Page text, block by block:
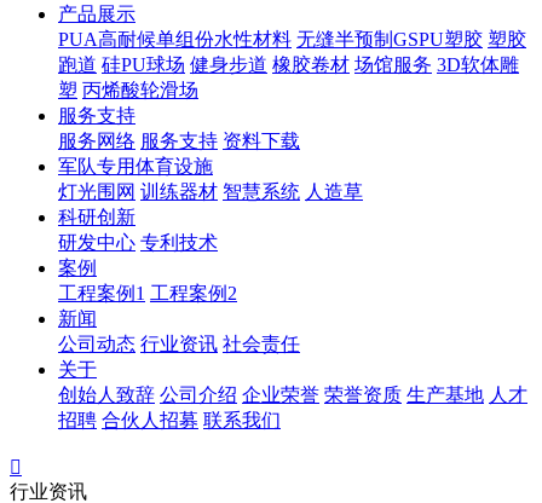
产品展示
PUA高耐候单组份水性材料 无缝半预制GSPU塑胶 塑胶
跑道 硅PU球场 健身步道 橡胶卷材 场馆服务 3D软体雕
塑 丙烯酸轮滑场
服务支持
服务网络 服务支持 资料下载
军队专用体育设施
灯光围网 训练器材 智慧系统 人造草
科研创新
研发中心 专利技术
案例
工程案例1 工程案例2
新闻
公司动态 行业资讯 社会责任
关于
创始人致辞 公司介绍 企业荣誉 荣誉资质 生产基地 人才
招聘 合伙人招募 联系我们

行业资讯